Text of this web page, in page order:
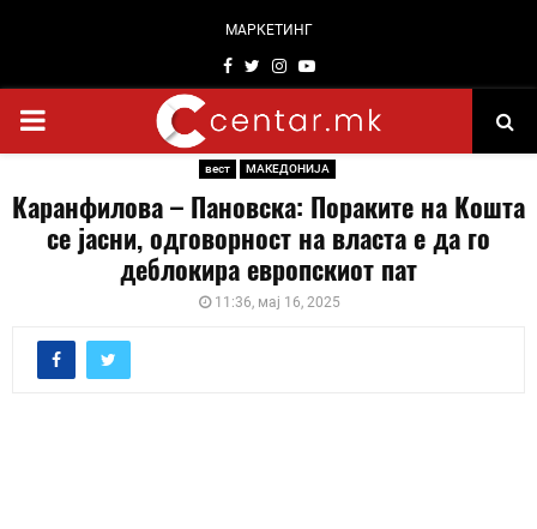
МАРКЕТИНГ
Facebook
TwitterInstagram
Youtube
PRIMARY
вест МАКЕДОНИЈА
Каранфилова – Пановска: Пораките на Кошта
се јасни, одговорност на власта е да го
деблокира европскиот пат
11:36, мај 16, 2025